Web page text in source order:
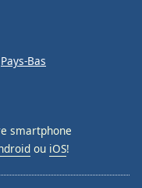
Pays-Bas
smartphone
ou iOS!